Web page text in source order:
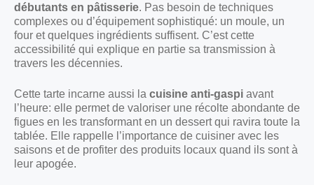
débutants en pâtisserie. Pas besoin de techniques
complexes ou d’équipement sophistiqué: un moule, un
four et quelques ingrédients suffisent. C’est cette
accessibilité qui explique en partie sa transmission à
travers les décennies.
Cette tarte incarne aussi la cuisine anti-gaspi avant
l’heure: elle permet de valoriser une récolte abondante de
figues en les transformant en un dessert qui ravira toute la
tablée. Elle rappelle l’importance de cuisiner avec les
saisons et de profiter des produits locaux quand ils sont à
leur apogée.